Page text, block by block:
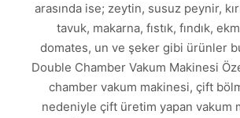
arasında ise; zeytin, susuz peynir,
tavuk, makarna, fıstık, fındık,
domates, un ve şeker gibi ürünler
Double Chamber Vakum Makinesi
chamber vakum makinesi, çift
nedeniyle çift üretim yapan vakum